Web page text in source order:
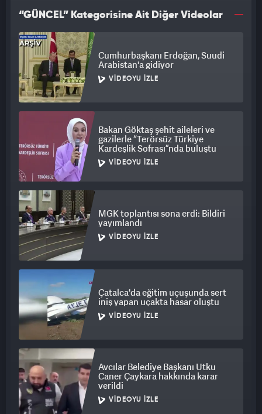
“GÜNCEL” Kategorisine Ait Diğer Videolar
Cumhurbaşkanı Erdoğan, Suudi
Arabistan'a gidiyor
VIDEOYU İZLE
Bakan Göktaş şehit aileleri ve
gazilerle “Terörsüz Türkiye
Kardeşlik Sofrası”nda buluştu
VIDEOYU İZLE
MGK toplantısı sona erdi: Bildiri
yayımlandı
VIDEOYU İZLE
Çatalca'da eğitim uçuşunda sert
iniş yapan uçakta hasar oluştu
VIDEOYU İZLE
Avcılar Belediye Başkanı Utku
Caner Çaykara hakkında karar
verildi
VIDEOYU İZLE